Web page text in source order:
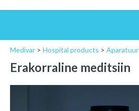
Medivar > Hospital products > Aparatuur
Erakorraline meditsiin